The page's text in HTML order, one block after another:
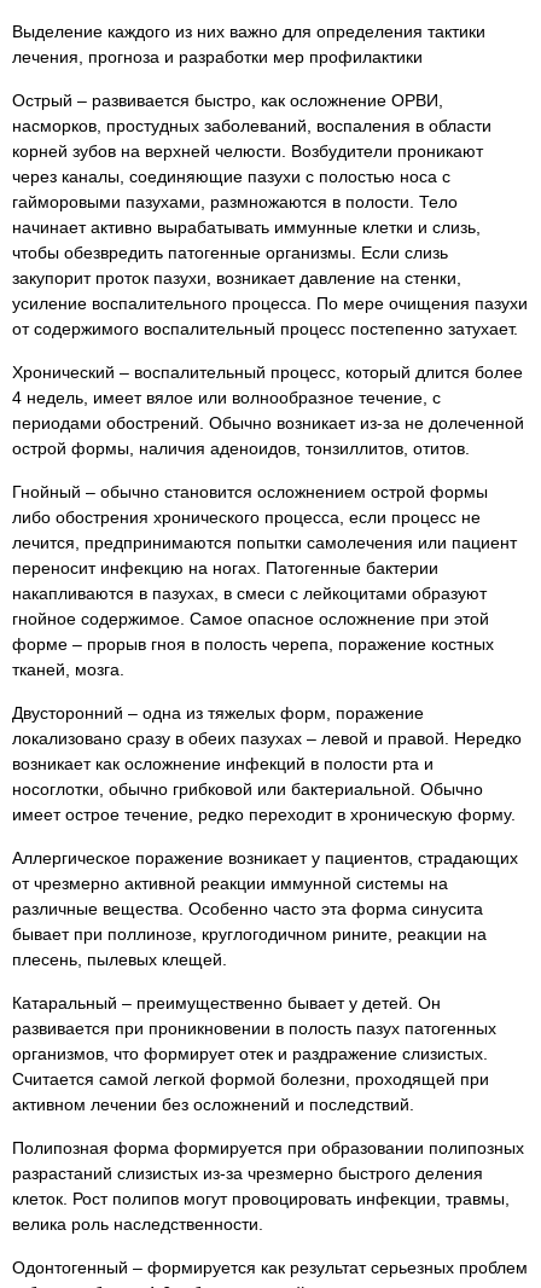
Выделение каждого из них важно для определения тактики
лечения, прогноза и разработки мер профилактики
Острый – развивается быстро, как осложнение ОРВИ,
насморков, простудных заболеваний, воспаления в области
корней зубов на верхней челюсти. Возбудители проникают
через каналы, соединяющие пазухи с полостью носа с
гайморовыми пазухами, размножаются в полости. Тело
начинает активно вырабатывать иммунные клетки и слизь,
чтобы обезвредить патогенные организмы. Если слизь
закупорит проток пазухи, возникает давление на стенки,
усиление воспалительного процесса. По мере очищения пазухи
от содержимого воспалительный процесс постепенно затухает.
Хронический – воспалительный процесс, который длится более
4 недель, имеет вялое или волнообразное течение, с
периодами обострений. Обычно возникает из-за не долеченной
острой формы, наличия аденоидов, тонзиллитов, отитов.
Гнойный – обычно становится осложнением острой формы
либо обострения хронического процесса, если процесс не
лечится, предпринимаются попытки самолечения или пациент
переносит инфекцию на ногах. Патогенные бактерии
накапливаются в пазухах, в смеси с лейкоцитами образуют
гнойное содержимое. Самое опасное осложнение при этой
форме – прорыв гноя в полость черепа, поражение костных
тканей, мозга.
Двусторонний – одна из тяжелых форм, поражение
локализовано сразу в обеих пазухах – левой и правой. Нередко
возникает как осложнение инфекций в полости рта и
носоглотки, обычно грибковой или бактериальной. Обычно
имеет острое течение, редко переходит в хроническую форму.
Аллергическое поражение возникает у пациентов, страдающих
от чрезмерно активной реакции иммунной системы на
различные вещества. Особенно часто эта форма синусита
бывает при поллинозе, круглогодичном рините, реакции на
плесень, пылевых клещей.
Катаральный – преимущественно бывает у детей. Он
развивается при проникновении в полость пазух патогенных
организмов, что формирует отек и раздражение слизистых.
Считается самой легкой формой болезни, проходящей при
активном лечении без осложнений и последствий.
Полипозная форма формируется при образовании полипозных
разрастаний слизистых из-за чрезмерно быстрого деления
клеток. Рост полипов могут провоцировать инфекции, травмы,
велика роль наследственности.
Одонтогенный – формируется как результат серьезных проблем